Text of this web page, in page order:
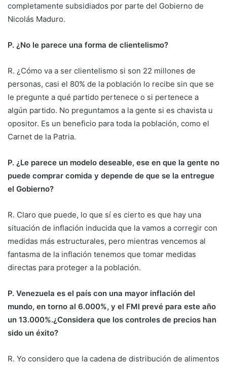
completamente subsidiados por parte del Gobierno de
Nicolás Maduro.
P. ¿No le parece una forma de clientelismo?
R. ¿Cómo va a ser clientelismo si son 22 millones de
personas, casi el 80% de la población lo recibe sin que se
le pregunte a qué partido pertenece o si pertenece a
algún partido. No preguntamos a la gente si es chavista u
opositor. Es un beneficio para toda la población, como el
Carnet de la Patria.
P. ¿Le parece un modelo deseable, ese en que la gente no
puede comprar comida y depende de que se la entregue
el Gobierno?
R. Claro que puede, lo que sí es cierto es que hay una
situación de inflación inducida que la vamos a corregir con
medidas más estructurales, pero mientras vencemos al
fantasma de la inflación tenemos que tomar medidas
directas para proteger a la población.
P. Venezuela es el país con una mayor inflación del
mundo, en torno al 6.000%, y el FMI prevé para este año
un 13.000%.¿Considera que los controles de precios han
sido un éxito?
R. Yo considero que la cadena de distribución de alimentos